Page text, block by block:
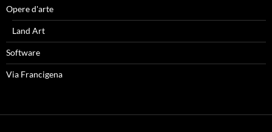
Opere d'arte
Land Art
Software
Via Francigena